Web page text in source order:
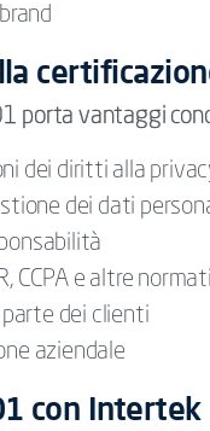
porta vantaggi
dei diritti alla
dei dati
CCPA e altre
dei clienti
aziendale
con Intertek